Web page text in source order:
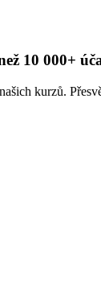
10 000+
kurzů.